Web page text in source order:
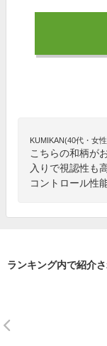
KUMIKAN(40代・女
こちらの和柄が
入りで視認性も
コントロール性
ランキング内で紹介